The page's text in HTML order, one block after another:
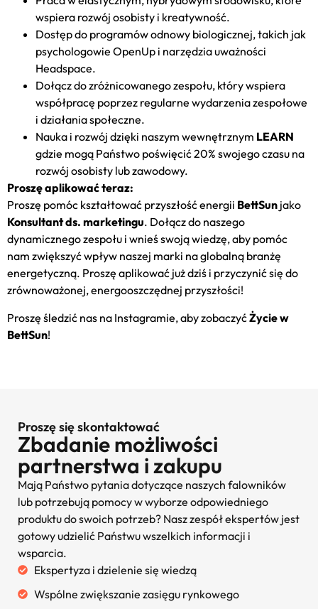
wspiera rozwój osobisty i kreatywność.
Dostęp do programów odnowy biologicznej, takich jak
psychologowie OpenUp i narzędzia uważności
Headspace.
Dołącz do zróżnicowanego zespołu, który wspiera
współpracę poprzez regularne wydarzenia zespołowe
i działania społeczne.
Nauka i rozwój dzięki naszym wewnętrznym LEARN
gdzie mogą Państwo poświęcić 20% swojego czasu na
rozwój osobisty lub zawodowy.
Proszę aplikować teraz:
Proszę pomóc kształtować przyszłość energii BettSun jako
Konsultant ds. marketingu. Dołącz do naszego
dynamicznego zespołu i wnieś swoją wiedzę, aby pomóc
nam zwiększyć wpływ naszej marki na globalną branżę
energetyczną. Proszę aplikować już dziś i przyczynić się do
zrównoważonej, energooszczędnej przyszłości!
Proszę śledzić nas na Instagramie, aby zobaczyćŻycie w
BettSun!
Proszę się skontaktować
Zbadanie możliwości
partnerstwa i zakupu
Mają Państwo pytania dotyczące naszych falowników
lub potrzebują pomocy w wyborze odpowiedniego
produktu do swoich potrzeb? Nasz zespół ekspertów jest
gotowy udzielić Państwu wszelkich informacji i
wsparcia.
Ekspertyza i dzielenie się wiedzą
Wspólne zwiększanie zasięgu rynkowego